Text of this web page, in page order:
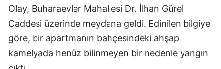
Eskişehir
Gaziantep
Giresun
Olay, Buharaevler Mahallesi Dr. İlhan Gürel
Caddesi üzerinde meydana geldi. Edinilen bilgiye
göre, bir apartmanın bahçesindeki ahşap
kamelyada henüz bilinmeyen bir nedenle yangın